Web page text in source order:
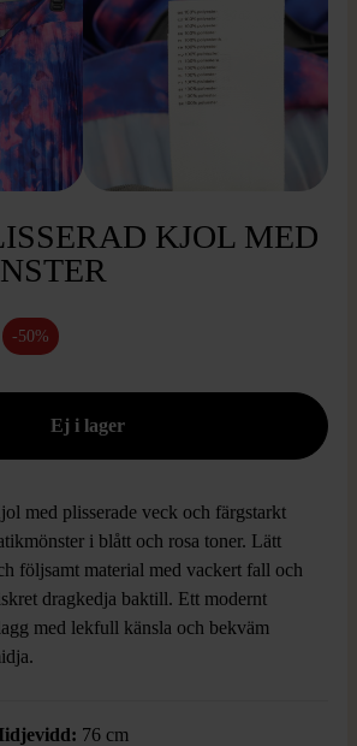
KJOL MED
-50%
med plisserade veck och färgstarkt
i blått och rosa toner. Lätt
följsamt material med vackert fall och
dragkedja baktill. Ett modernt
med lekfull känsla och bekväm
76 cm